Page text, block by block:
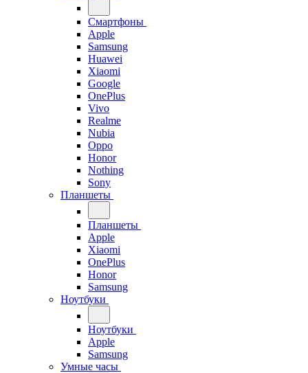
Смартфоны
Apple
Samsung
Huawei
Xiaomi
Google
OnePlus
Vivo
Realme
Nubia
Oppo
Honor
Nothing
Sony
Планшеты
Планшеты
Apple
Xiaomi
OnePlus
Honor
Samsung
Ноутбуки
Ноутбуки
Apple
Samsung
Умные часы